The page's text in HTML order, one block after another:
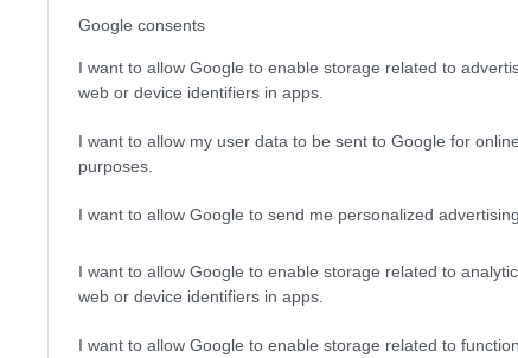
Google consents
I want to allow Google to enable storage related to
web or device identifiers in apps.
I want to allow my user data to be sent to Google for
purposes.
I want to allow Google to send me personalized advertising.
I want to allow Google to enable storage related to
web or device identifiers in apps.
I want to allow Google to enable storage related to
todos los sentidos: antiguo pero moderno, familiar pero
¿Ciudades bulliciosas? ¿Diversidad gastronómica? China no
del mundo se quedarán maravillados en los restos de la
de Beijing, y otras atracciones de visita obligada para captar la
pues es el cuarto país más grande del mundo y tiene 18
arroz verde, colinas brumosas en el sudoeste,… que caracterizan
de grúas, proyectos arquitectónicos innovadores, vidrio
y en la villa Olímpica de Beijing.
que China sea tan fascinante.